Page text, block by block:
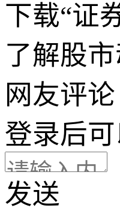
下载“证
了解股
网友评论
登录后
发送